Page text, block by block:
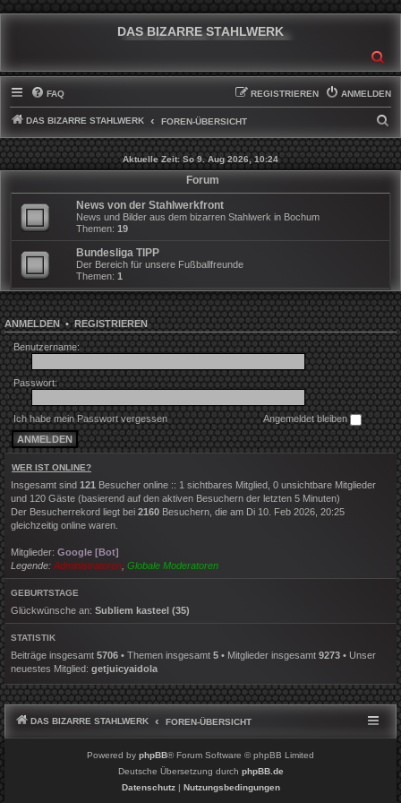
DAS BIZARRE STAHLWERK
FAQ ANMELDEN
REGISTRIEREN
DAS BIZARRE STAHLWERK FOREN-ÜBERSICHT
U
C
Aktuelle Zeit: So 9. Aug 2026, 10:24
Forum
News von der Stahlwerkfront
News und Bilder aus dem bizarren Stahlwerk in Bochum
Themen: 19
Bundesliga TIPP
Der Bereich für unsere Fußballfreunde
Themen: 1
ANMELDEN•REGISTRIEREN
Benutzername:
Passwort:
Ich habe mein Passwort vergessen Angemeldet bleiben
WER IST ONLINE?
Insgesamt sind 121 Besucher online :: 1 sichtbares Mitglied, 0 unsichtbare Mitglieder
und 120 Gäste (basierend auf den aktiven Besuchern der letzten 5 Minuten)
Der Besucherrekord liegt bei 2160 Besuchern, die am Di 10. Feb 2026, 20:25
gleichzeitig online waren.
Mitglieder: Google [Bot]
Legende: Administratoren Globale Moderatoren
GEBURTSTAGE
Glückwünsche an: Subliem kasteel (35)
STATISTIK
Beiträge insgesamt 5706 • Themen insgesamt 5 • Mitglieder insgesamt 9273 • Unser
neuestes Mitglied: getjuicyaidola
DAS BIZARRE STAHLWERK FOREN-ÜBERSICHT
Powered by phpBB® Forum Software © phpBB Limited
Deutsche Übersetzung durch phpBB.de
Datenschutz| Nutzungsbedingungen